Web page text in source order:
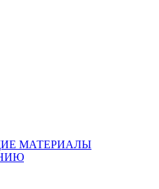
МАТЕРИАЛЫ